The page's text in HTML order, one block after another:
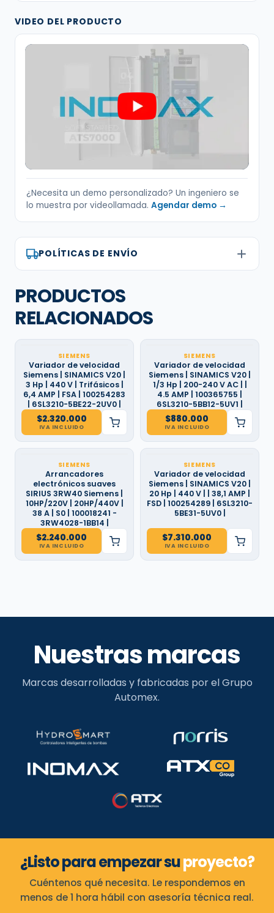
VIDEO DEL PRODUCTO
¿Necesita un demo personalizado? Un ingeniero se
lo muestra por videollamada. Agendar demo →
POLÍTICAS DE ENVÍO
PRODUCTOS
RELACIONADOS
SIEMENS
Variador de velocidad
Siemens | SINAMICS V20 |
3 Hp | 440 V | Trifásicos |
6,4 AMP | FSA | 100254283
| 6SL3210-5BE22-2UV0 |
$2.320.000
IVA INCLUIDO
SIEMENS
Variador de velocidad
Siemens | SINAMICS V20 |
1/3 Hp | 200-240 V AC | |
4.5 AMP | 100365755 |
6SL3210-5BB12-5UV1 |
$880.000
IVA INCLUIDO
SIEMENS
Arrancadores
electrónicos suaves
SIRIUS 3RW40 Siemens |
10HP/220V | 20HP/440V |
38 A | S0 | 100018241 -
3RW4028-1BB14 |
$2.240.000
IVA INCLUIDO
SIEMENS
Variador de velocidad
Siemens | SINAMICS V20 |
20 Hp | 440 V | | 38,1 AMP |
FSD | 100254289 | 6SL3210-
5BE31-5UV0 |
$7.310.000
IVA INCLUIDO
Nuestras marcas
Marcas desarrolladas y fabricadas por el Grupo
Automex.
¿Listo para empezar suproyecto?
Cuéntenos qué necesita. Le respondemos en
menos de 1 hora hábil con asesoría técnica real.